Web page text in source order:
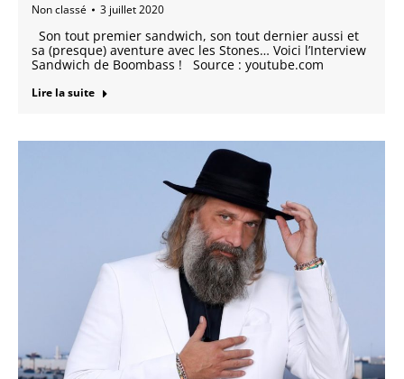
Non classé 3 juillet 2020
Son tout premier sandwich, son tout dernier aussi et
sa (presque) aventure avec les Stones… Voici l’Interview
Sandwich de Boombass ! Source : youtube.com
Lire la suite